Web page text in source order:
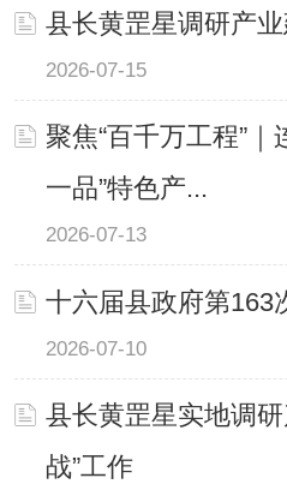
县长黄罡星调研产业
2026-07-15
聚焦“百千万工程”｜
一品”特色产...
2026-07-13
十六届县政府第163
2026-07-10
县长黄罡星实地调
战”工作